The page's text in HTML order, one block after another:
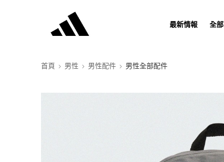
最新情報 全
首頁 男性 男性配件 男性全部配件